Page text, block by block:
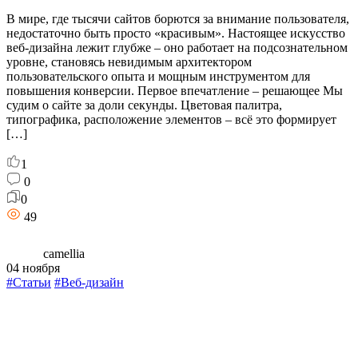
В мире, где тысячи сайтов борются за внимание пользователя,
недостаточно быть просто «красивым». Настоящее искусство
веб-дизайна лежит глубже – оно работает на подсознательном
уровне, становясь невидимым архитектором
пользовательского опыта и мощным инструментом для
повышения конверсии. Первое впечатление – решающее Мы
судим о сайте за доли секунды. Цветовая палитра,
типографика, расположение элементов – всё это формирует
[…]
1
0
0
49
camellia
04 ноября
#Статьи #Веб-дизайн